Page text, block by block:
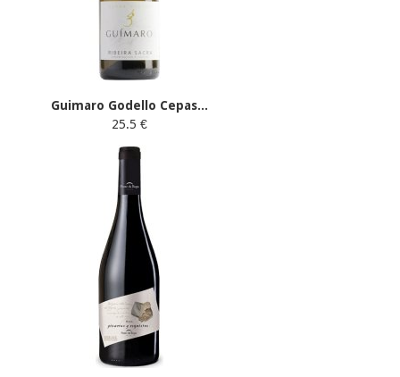
Guimaro Godello Cepas...
25.5 €